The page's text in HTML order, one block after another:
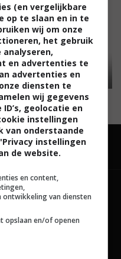
(en vergelijkbare
op te slaan en in te
wij om onze
het gebruik
en advertenties te
advertenties en
diensten te
wij gegevens
geolocatie en
instellingen
van onderstaande
instellingen
de website.
en content,
van diensten
opslaan en/of openen